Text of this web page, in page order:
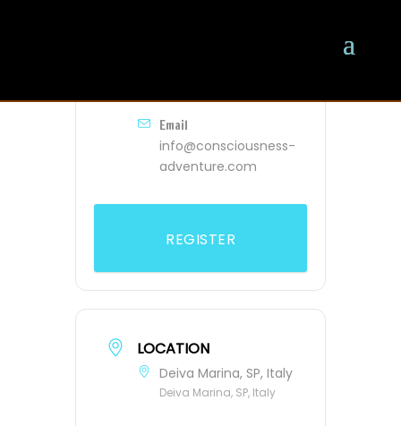
Email
info@consciousness-
adventure.com
REGISTER
LOCATION
Deiva Marina, SP, Italy
Deiva Marina, SP, Italy